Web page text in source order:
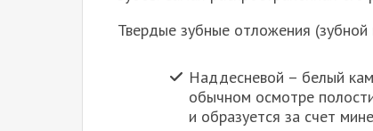
Твердые зубные отложения (зубной
Наддесневой – белый
обычном осмотре
и образуется за счет